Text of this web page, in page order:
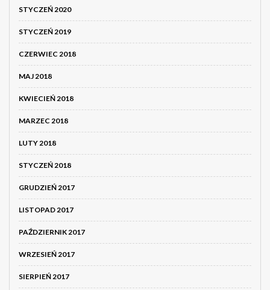
STYCZEŃ 2020
STYCZEŃ 2019
CZERWIEC 2018
MAJ 2018
KWIECIEŃ 2018
MARZEC 2018
LUTY 2018
STYCZEŃ 2018
GRUDZIEŃ 2017
LISTOPAD 2017
PAŹDZIERNIK 2017
WRZESIEŃ 2017
SIERPIEŃ 2017